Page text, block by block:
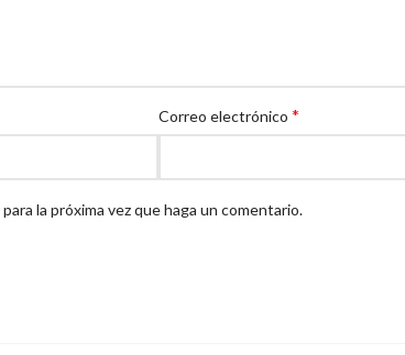
Correo electrónico *
la próxima vez que haga un comentario.